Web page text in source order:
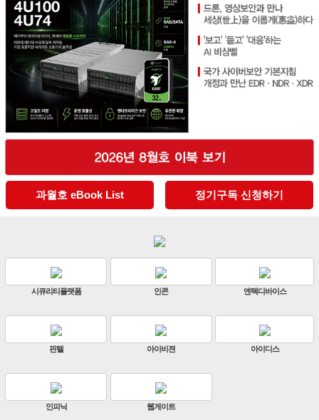
과월호 eBook List 정기구독 신청하기
엔텍디바이스
아이디스
판빌코리아 하이크비전
ZKTeco 비엔에스테크
원우이엔지